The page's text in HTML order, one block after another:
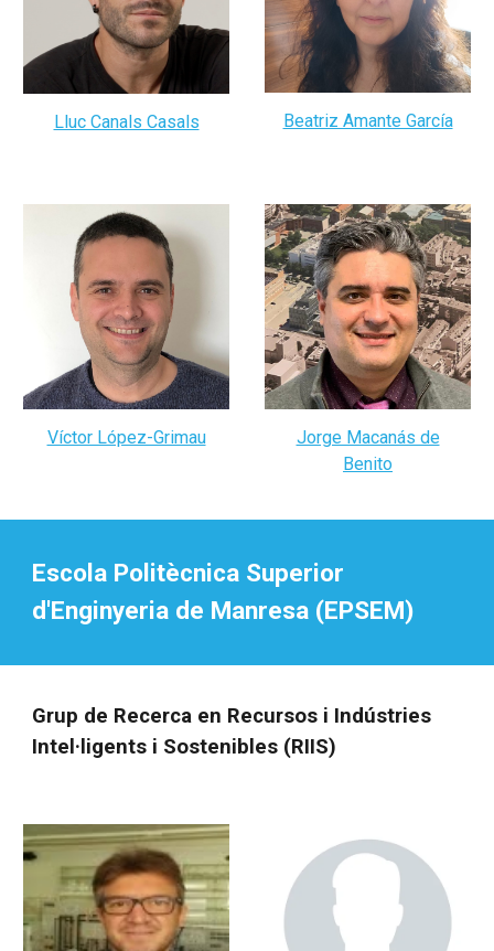
Lluc Canals Casals Beatriz Amante García
Víctor López-Grimau
Jorge Macanás de
Benito
Escola Politècnica Superior
d'Enginyeria de Manresa (EPSEM)
Grup de Recerca en Recursos i Indústries
Intel·ligents i Sostenibles (RIIS)